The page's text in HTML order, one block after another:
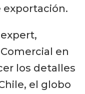
en
los detalles
el globo